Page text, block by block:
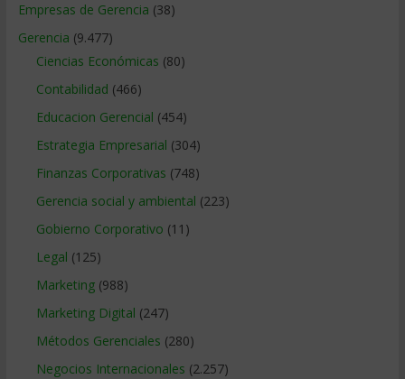
Empresas de Gerencia (38)
Gerencia (9.477)
Ciencias Económicas (80)
Contabilidad (466)
Educacion Gerencial (454)
Estrategia Empresarial (304)
Finanzas Corporativas (748)
Gerencia social y ambiental (223)
Gobierno Corporativo (11)
Legal (125)
Marketing(988)
Marketing Digital (247)
Métodos Gerenciales (280)
Negocios Internacionales (2.257)